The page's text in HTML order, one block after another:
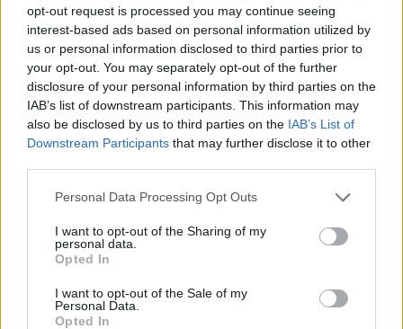
opt-out request is processed you may continue seeing
interest-based ads based on personal information utilized by
us or personal information disclosed to third parties prior to
your opt-out. You may separately opt-out of the further
disclosure of your personal information by third parties on the
IAB’s list of downstream participants. This information may
also be disclosed by us to third parties on the IAB’s List of
Downstream Participants that may further disclose it to other
Please note that this website/app uses one or more Google
not limited to your visit or usage behaviour. You may click to
grant or deny consent to Google and its third-party tags to
use your data for below specified purposes in below Google
consent section.
Personal Data Processing Opt Outs
I want to opt-out of the Sharing of my
personal data.
Opted In
I want to opt-out of the Sale of my
Personal Data.
Opted In
¿Quién es Chad Boyce?: cómo murió
durante la serie Los 100
La biografía de Chad Boyce que había muerto…
GENTE